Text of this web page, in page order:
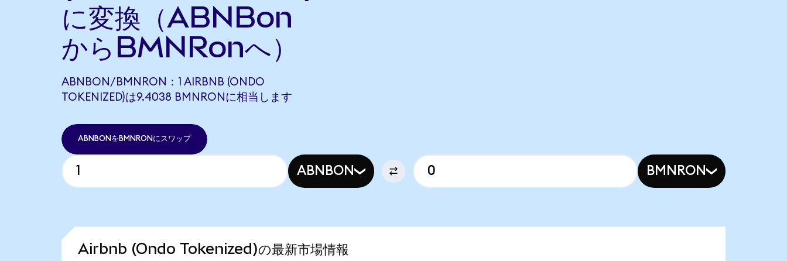
に変換（ABNBon
からBMNRonへ）
ABNBON/BMNRON：1 AIRBNB (ONDO
TOKENIZED)は9.4038 BMNRONに相当します
ABNBONをBMNRONにスワップ
ABNBON BMNRON
Airbnb (Ondo Tokenized)の最新市場情報